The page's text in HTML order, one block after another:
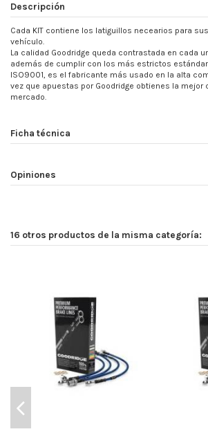
Descripción
Cada KIT contiene los latiguillos necearios para
vehículo.
La calidad Goodridge queda contrastada en cada
además de cumplir con los más estrictos
ISO9001, es el fabricante más usado en la alta
vez que apuestas por Goodridge obtienes la mejor
mercado.
Ficha técnica
Opiniones
16 otros productos de la misma categoría: